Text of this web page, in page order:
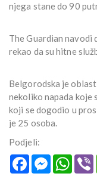
njega stane do 90
The Guardian navodi
rekao da su hitne
Belgorodska je
nekoliko napada koje
koji se dogodio u
je 25 osoba.
Podjeli:
FacebookMessenger